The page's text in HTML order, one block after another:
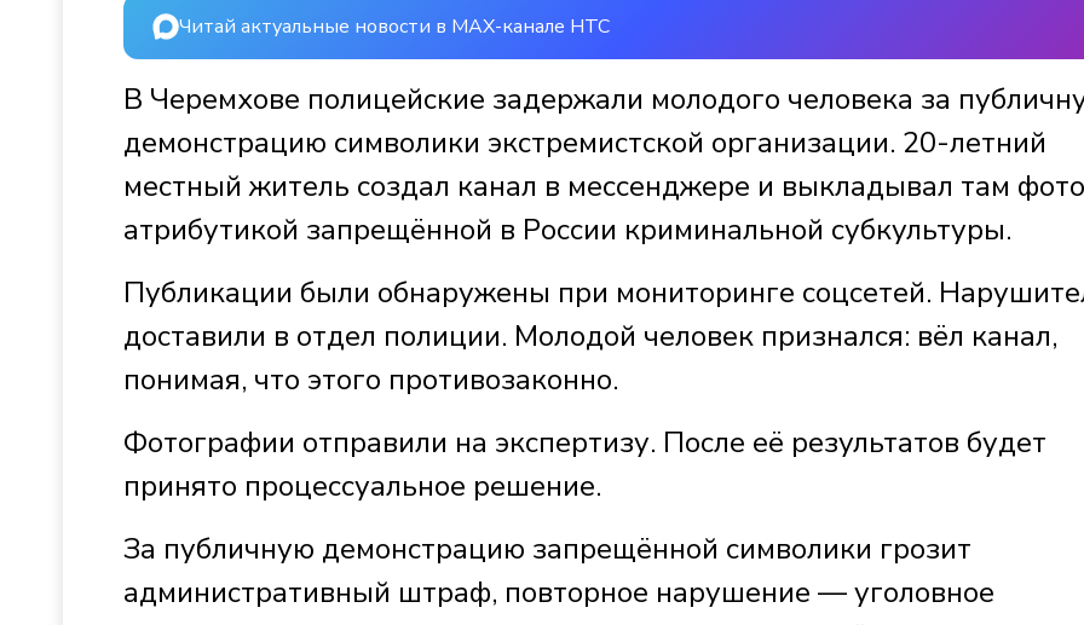
Читай актуальные новости в MAX-канале НТС
В Черемхове полицейские задержали молодого человека за
демонстрацию символики экстремистской организации. 20-летний
местный житель создал канал в мессенджере и выкладывал там
атрибутикой запрещённой в России криминальной субкультуры.
Публикации были обнаружены при мониторинге соцсетей.
доставили в отдел полиции. Молодой человек признался: вёл канал,
понимая, что этого противозаконно.
Фотографии отправили на экспертизу. После её результатов будет
принято процессуальное решение.
За публичную демонстрацию запрещённой символики грозит
административный штраф, повторное нарушение — уголовное